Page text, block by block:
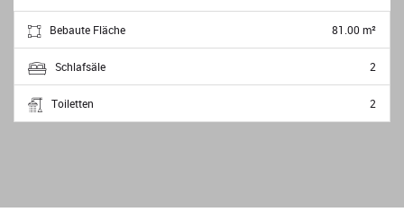
Bebaute Fläche 81.00 m²
Schlafsäle 2
Toiletten 2